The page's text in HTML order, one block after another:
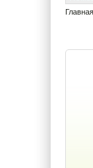
Главная